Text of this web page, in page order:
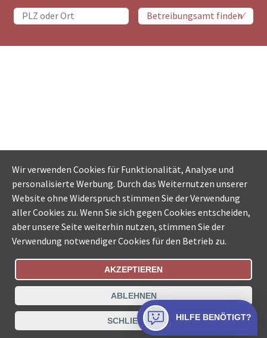
Bestellungsstatus Ämtersuche der Schweiz
Datenschutz Impressum Nutzungsbestimmungen
Kontakt
Wir verwenden Cookies für Funktionalität, Analyse und
personalisierte Werbung. Durch das Weiternutzen unserer
Website ohne Widerspruch stimmen Sie der Verwendung
aller Cookies zu. Wenn Sie sich gegen Cookies entscheiden,
aber unsere Seite weiterhin nutzen, stimmen Sie der
Verwendung notwendiger Cookies für den Betrieb zu.
AKZEPTIEREN
ABLEHNEN
SCHLIESSEN HILFE BENÖTIGT?